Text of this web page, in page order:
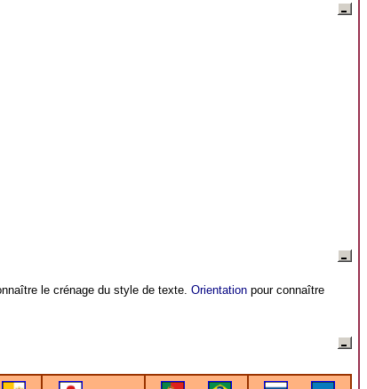
le crénage du style de texte. Orientationpour connaître